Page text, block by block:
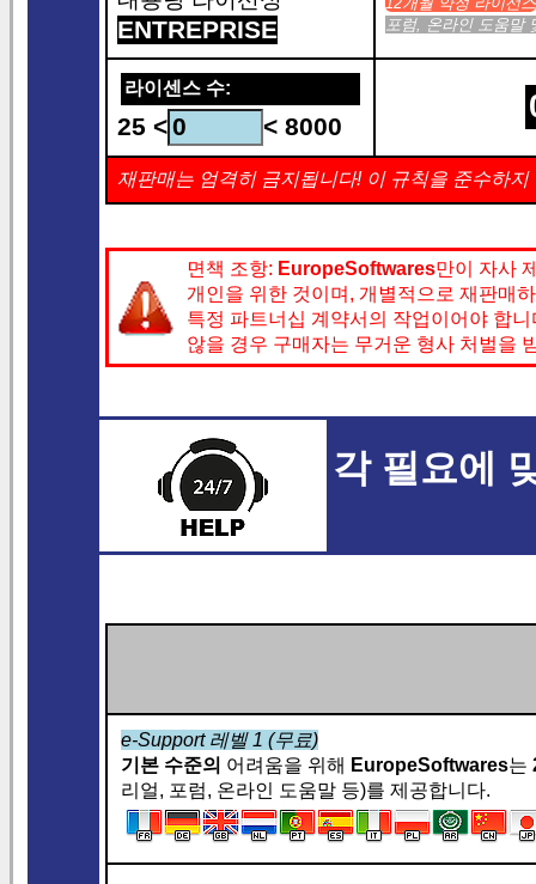
ENTREPRISE
포럼, 온라인 도움말
라이센스 수:
25 < < 8000
재판매는 엄격히 금지됩니다! 이 규칙을 준수하
면책 조항: EuropeSoftwares만이 자사
개인을 위한 것이며, 개별적으로 재판매
특정 파트너십 계약서의 작업이어야 합
않을 경우 구매자는 무거운 형사 처벌을
각 필요에
e-Support 레벨 1 (무료)
기본 수준의 어려움을 위해 EuropeSoftwares는
리얼, 포럼, 온라인 도움말 등)를 제공합니다.